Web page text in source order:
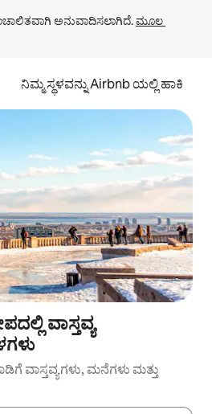
ಅನುವಾದಿಸಲಾಗಿದೆ. ಮೂಲ
ನಿಮ್ಮ ಸ್ಥಳವನ್ನು Airbnb ಯಲ್ಲಿ ಹಾಕಿ
ವಾಸ್ತವ್ಯ
ವಾಸ್ತವ್ಯಗಳು, ಮನೆಗಳು ಮತ್ತು